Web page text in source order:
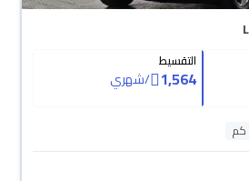
التقسيط
1,564
/شهري